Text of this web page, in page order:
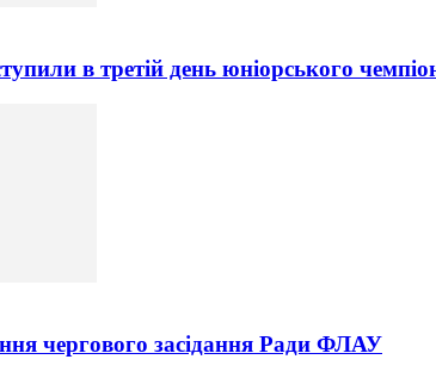
в третій день юніорського
чергового засідання Ради ФЛАУ